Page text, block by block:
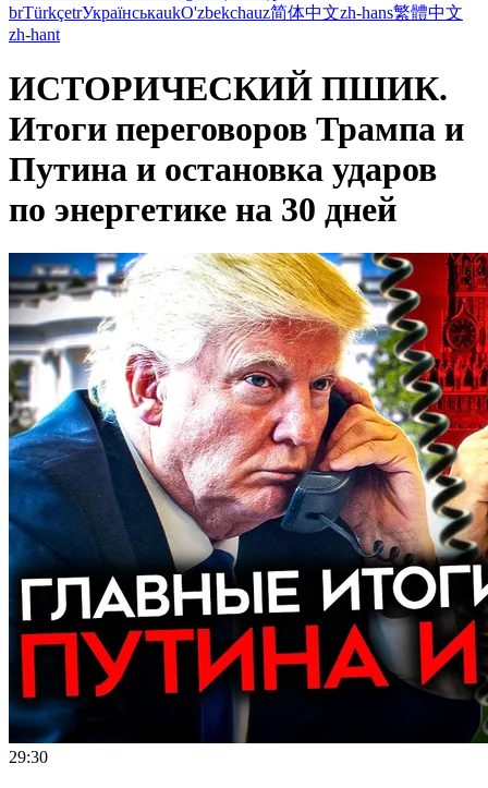
brTürkçetrУкраїнськаukO'zbekchauz简体中文zh-hans繁體中文
zh-hant
ИСТОРИЧЕСКИЙ ПШИК.
Итоги переговоров Трампа и
Путина и остановка ударов
по энергетике на 30 дней
29:30